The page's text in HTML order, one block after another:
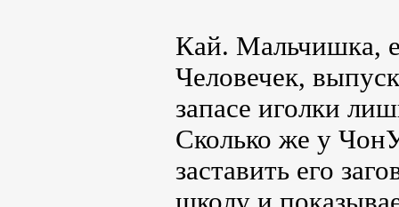
Кай. Мальчишка,
Человечек,
запасе иголки
Сколько же у
заставить его